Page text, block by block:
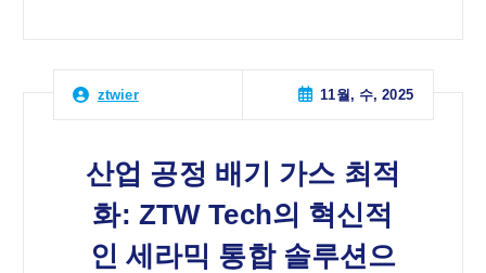
ztwier 11월, 수, 2025
산업 공정 배기 가스 최적
화: ZTW Tech의 혁신적
인 세라믹 통합 솔루션으